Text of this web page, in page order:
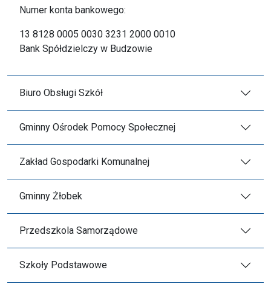
Numer konta bankowego:
13 8128 0005 0030 3231 2000 0010
Bank Spółdzielczy w Budzowie
Biuro Obsługi Szkół
Gminny Ośrodek Pomocy Społecznej
Zakład Gospodarki Komunalnej
Gminny Żłobek
Przedszkola Samorządowe
Szkoły Podstawowe